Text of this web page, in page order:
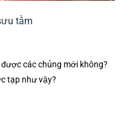
tầm
các chủng mới không?
tạp như vậy?